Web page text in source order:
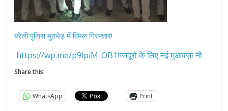
बरेली पुलिस मुठभेड़ में विमल गिरफ्तार!
https://wp.me/p9lpiM-OB1मजदूरों के लिए नई मुआवज़ा नी
Share this:
WhatsApp Print